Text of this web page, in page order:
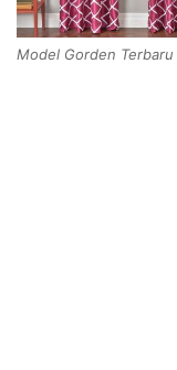
Model Gorden Terbaru